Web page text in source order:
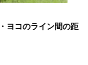
コのライン間の距